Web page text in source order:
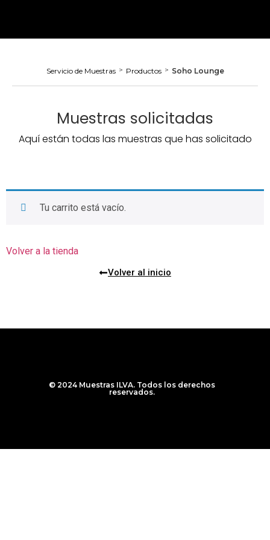
Servicio de Muestras > Productos > Soho Lounge
Muestras solicitadas
Aquí están todas las muestras que has solicitado
Tu carrito está vacío.
Volver a la tienda
Volver al inicio
© 2024 Muestras ILVA. Todos los derechos
reservados.